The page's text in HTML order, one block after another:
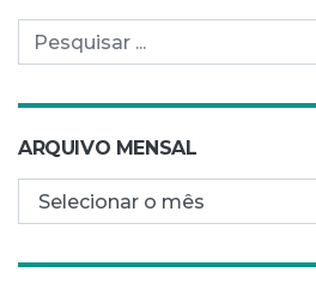
Pesquisar por:
ARQUIVO MENSAL
Arquivo mensal